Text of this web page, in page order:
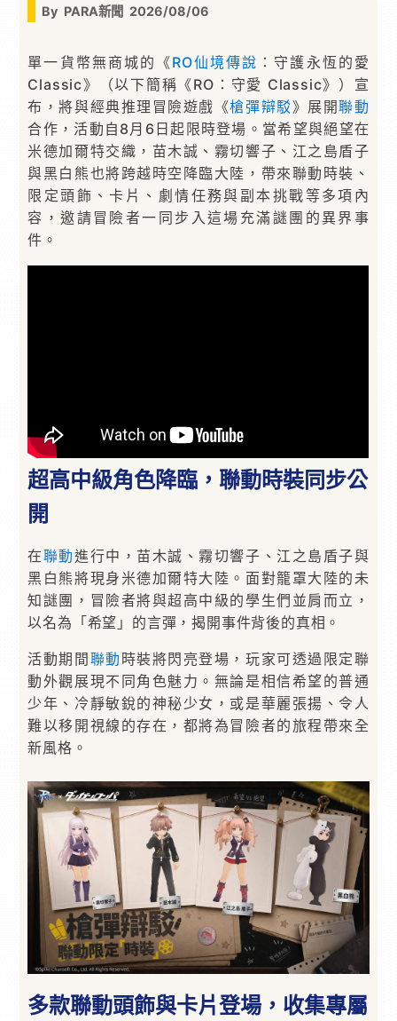
By PARA新聞 2026/08/06
單一貨幣無商城的《RO仙境傳說 ：守護永恆的愛
Classic》（以下簡稱《RO：守愛 Classic》）宣
布，將與經典推理冒險遊戲《槍彈辯駁》展開聯動
合作，活動自8月6日起限時登場。當希望與絕望在
米德加爾特交織，苗木誠、霧切響子、江之島盾子
與黑白熊也將跨越時空降臨大陸，帶來聯動時裝、
限定頭飾、卡片、劇情任務與副本挑戰等多項內
容，邀請冒險者一同步入這場充滿謎團的異界事
件。
超高中級角色降臨，聯動時裝同步公
開
在聯動進行中，苗木誠、霧切響子、江之島盾子與
黑白熊將現身米德加爾特大陸。面對籠罩大陸的未
知謎團，冒險者將與超高中級的學生們並肩而立，
以名為「希望」的言彈，揭開事件背後的真相。
活動期間聯動 時裝將閃亮登場，玩家可透過限定聯
動外觀展現不同角色魅力。無論是相信希望的普通
少年、冷靜敏銳的神秘少女，或是華麗張揚、令人
難以移開視線的存在，都將為冒險者的旅程帶來全
新風格。
多款聯動頭飾與卡片登場，收集專屬